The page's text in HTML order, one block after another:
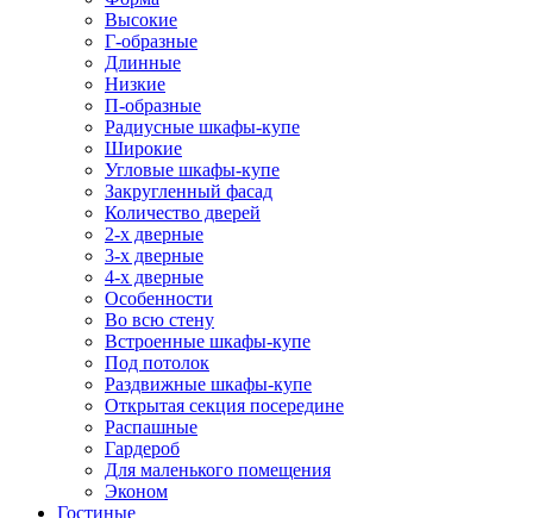
Высокие
Г-образные
Длинные
Низкие
П-образные
Радиусные шкафы-купе
Широкие
Угловые шкафы-купе
Закругленный фасад
Количество дверей
2-х дверные
3-х дверные
4-х дверные
Особенности
Во всю стену
Встроенные шкафы-купе
Под потолок
Раздвижные шкафы-купе
Открытая секция посередине
Распашные
Гардероб
Для маленького помещения
Эконом
Гостиные